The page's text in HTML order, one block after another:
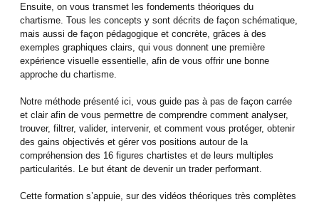
Ensuite, on vous transmet les fondements théoriques du
chartisme. Tous les concepts y sont décrits de façon schématique,
mais aussi de façon pédagogique et concrète, grâces à des
exemples graphiques clairs, qui vous donnent une première
expérience visuelle essentielle, afin de vous offrir une bonne
approche du chartisme.
Notre méthode présenté ici, vous guide pas à pas de façon carrée
et clair afin de vous permettre de comprendre comment analyser,
trouver, filtrer, valider, intervenir, et comment vous protéger, obtenir
des gains objectivés et gérer vos positions autour de la
compréhension des 16 figures chartistes et de leurs multiples
particularités. Le but étant de devenir un trader performant.
Cette formation s’appuie, sur des vidéos théoriques très complètes